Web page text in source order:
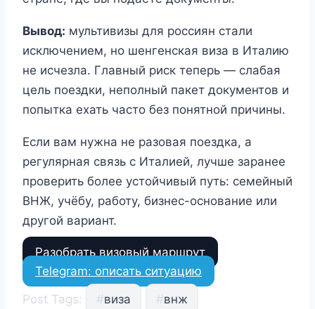
Вывод: мультивизы для россиян стали
исключением, но шенгенская виза в Италию
не исчезла. Главный риск теперь — слабая
цель поездки, неполный пакет документов и
попытка ехать часто без понятной причины.
Если вам нужна не разовая поездка, а
регулярная связь с Италией, лучше заранее
проверить более устойчивый путь: семейный
ВНЖ, учёбу, работу, бизнес-основание или
другой вариант.
Разобрать визовый маршрут
Telegram: описать ситуацию
Post Tags:
#виза #внж